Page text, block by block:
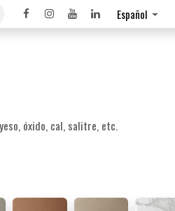
Español
óxido, cal, salitre, etc.